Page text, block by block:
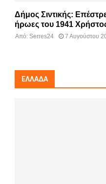
Δήμος Σιντικής:
ήρωες του 1941
Από: Serres24 7 Αυγούστου
ΕΛΛΆΔΑ